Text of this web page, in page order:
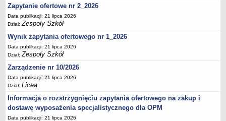
Zapytanie ofertowe nr 2_2026
Data publikacji: 21 lipca 2026
Dział:Zespoły Szkół
Wynik zapytania ofertowego nr 1_2026
Data publikacji: 21 lipca 2026
Dział:Zespoły Szkół
Zarządzenie nr 10/2026
Data publikacji: 21 lipca 2026
Dział:Licea
Informacja o rozstrzygnięciu zapytania ofertowego na zakup i
dostawę wyposażenia specjalistycznego dla OPM
Data publikacji: 21 lipca 2026